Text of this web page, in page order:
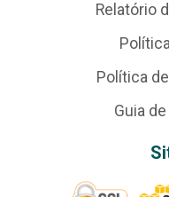
Relatório
Política
Guia